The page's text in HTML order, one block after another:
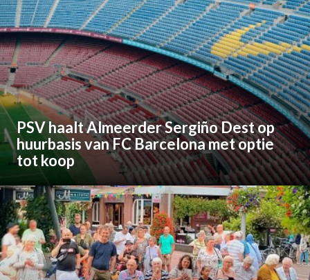
PSV haalt Almeerder Sergiño Dest op
huurbasis van FC Barcelona met optie
tot koop